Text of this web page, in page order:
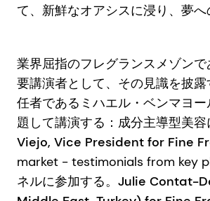
て、新鮮なオアシスに浸り、夢
業界屈指のフレグランスメゾン
要講演者として、その見識を披露
任者であるミハエル・ベンマヨ
題して講演する：成分主導型美
Viejo, Vice President for Fine
market - testimonials from key
ネルに参加する。 Julie Contat-